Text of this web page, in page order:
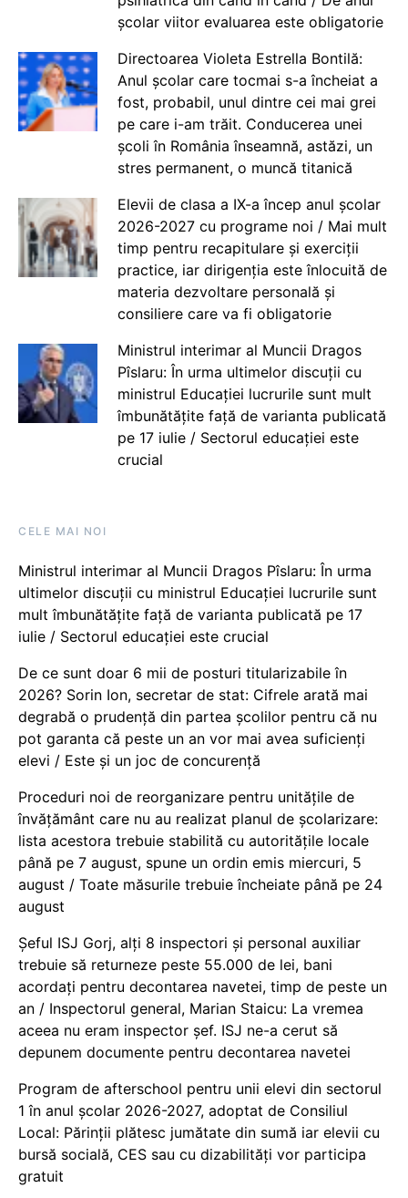
școlar viitor evaluarea este obligatorie
Directoarea Violeta Estrella Bontilă:
Anul școlar care tocmai s-a încheiat a
fost, probabil, unul dintre cei mai grei
pe care i-am trăit. Conducerea unei
școli în România înseamnă, astăzi, un
stres permanent, o muncă titanică
Elevii de clasa a IX-a încep anul școlar
2026-2027 cu programe noi / Mai mult
timp pentru recapitulare și exerciții
practice, iar dirigenția este înlocuită de
materia dezvoltare personală și
consiliere care va fi obligatorie
Ministrul interimar al Muncii Dragos
Pîslaru: În urma ultimelor discuții cu
ministrul Educației lucrurile sunt mult
îmbunătățite față de varianta publicată
pe 17 iulie / Sectorul educației este
crucial
CELE MAI NOI
Ministrul interimar al Muncii Dragos Pîslaru: În urma
ultimelor discuții cu ministrul Educației lucrurile sunt
mult îmbunătățite față de varianta publicată pe 17
iulie / Sectorul educației este crucial
De ce sunt doar 6 mii de posturi titularizabile în
2026? Sorin Ion, secretar de stat: Cifrele arată mai
degrabă o prudență din partea școlilor pentru că nu
pot garanta că peste un an vor mai avea suficienți
elevi / Este și un joc de concurență
Proceduri noi de reorganizare pentru unitățile de
învățământ care nu au realizat planul de școlarizare:
lista acestora trebuie stabilită cu autoritățile locale
până pe 7 august, spune un ordin emis miercuri, 5
august / Toate măsurile trebuie încheiate până pe 24
august
Șeful ISJ Gorj, alți 8 inspectori și personal auxiliar
trebuie să returneze peste 55.000 de lei, bani
acordați pentru decontarea navetei, timp de peste un
an / Inspectorul general, Marian Staicu: La vremea
aceea nu eram inspector șef. ISJ ne-a cerut să
depunem documente pentru decontarea navetei
Program de afterschool pentru unii elevi din sectorul
1 în anul școlar 2026-2027, adoptat de Consiliul
Local: Părinții plătesc jumătate din sumă iar elevii cu
bursă socială, CES sau cu dizabilităţi vor participa
gratuit